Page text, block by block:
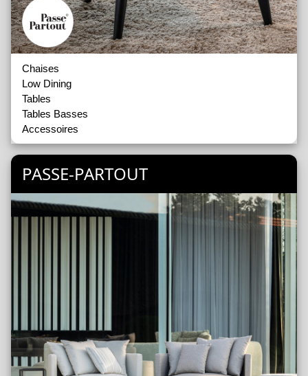
Chaises
Low Dining
Tables
Tables Basses
Accessoires
PASSE-PARTOUT